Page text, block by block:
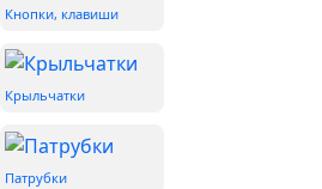
Кнопки, клавиши
Крыльчатки
Патрубки